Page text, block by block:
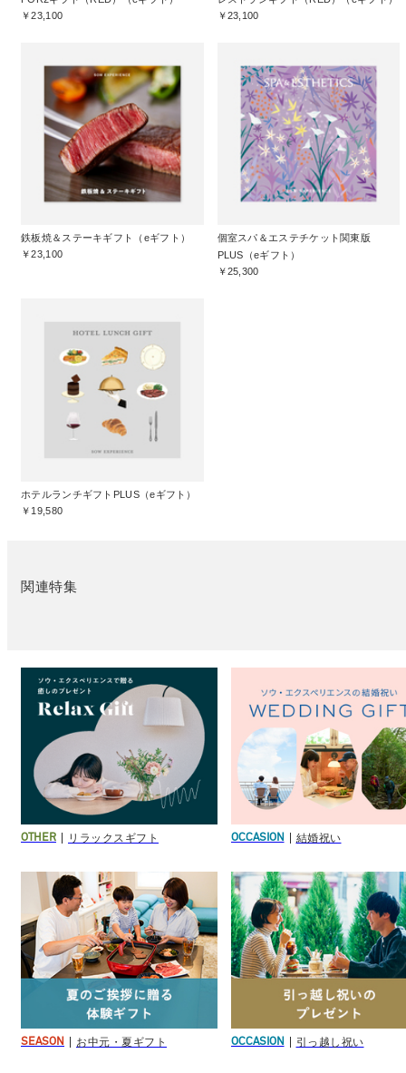
￥23,100
￥23,100
鉄板焼＆ステーキギフト（eギフト）
￥23,100
個室スパ＆エステチケット関東版
PLUS（eギフト）
￥25,300
ホテルランチギフトPLUS（eギフト）
￥19,580
関連特集
OTHER リラックスギフト OCCASION 結婚祝い
SEASON お中元・夏ギフト OCCASION 引っ越し祝い